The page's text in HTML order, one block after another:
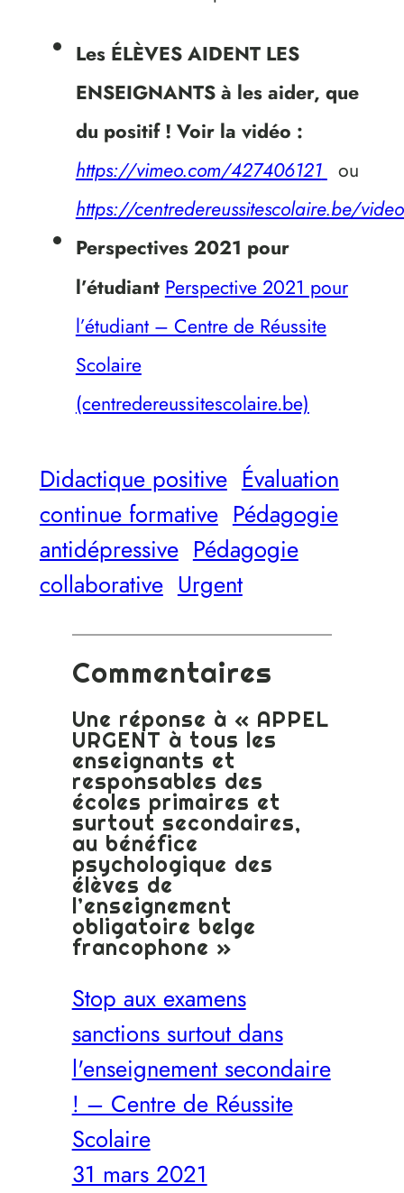
Les ÉLÈVES AIDENT LES
ENSEIGNANTS à les aider, que
du positif ! Voir la vidéo :
https://vimeo.com/427406121 ou
https://centredereussitescolaire.be/
Perspectives 2021 pour
l’étudiant Perspective 2021 pour
l’étudiant – Centre de Réussite
Scolaire
(centredereussitescolaire.be)
Didactique positive Évaluation
continue formative Pédagogie
antidépressive Pédagogie
collaborative Urgent
Commentaires
Une réponse à « APPEL
URGENT à tous les
enseignants et
responsables des
écoles primaires et
surtout secondaires,
au bénéfice
psychologique des
élèves de
l’enseignement
obligatoire belge
francophone »
Stop aux examens
sanctions surtout dans
l'enseignement secondaire
! – Centre de Réussite
Scolaire
31 mars 2021